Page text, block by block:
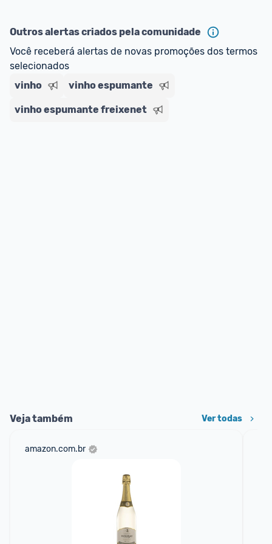
E lembre-se:
comunidade para tirar dúvidas ou acionar os
nossos Admins marcando
comentário ou através do Fale com o Promobit.
Outros alertas criados pela comunidade
Você receberá alertas de novas promoções dos termos
selecionados
vinho
vinho espumante
vinho espumante freixenet
Veja também Ver todas
amazon.com.br